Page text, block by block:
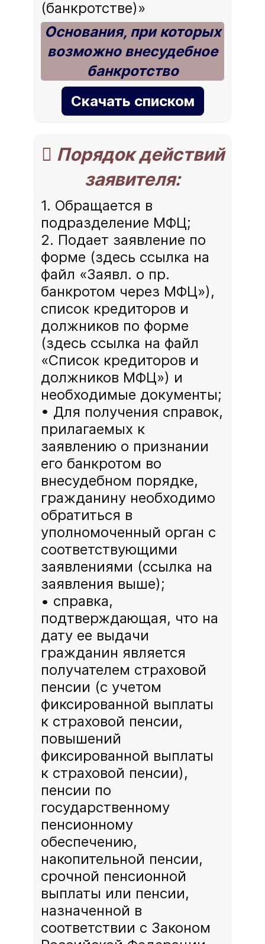
(банкротстве)»
Основания, при которых
возможно внесудебное
банкротство
Скачать списком
 Порядок действий
заявителя:
1. Обращается в
подразделение МФЦ;
2. Подает заявление по
форме (здесь ссылка на
файл «Заявл. о пр.
банкротом через МФЦ»),
список кредиторов и
должников по форме
(здесь ссылка на файл
«Список кредиторов и
должников МФЦ») и
необходимые документы;
Для получения справок,
прилагаемых к
заявлению о признании
его банкротом во
внесудебном порядке,
гражданину необходимо
обратиться в
уполномоченный орган с
соответствующими
заявлениями (ссылка на
заявления выше);
справка,
подтверждающая, что на
дату ее выдачи
гражданин является
получателем страховой
пенсии (с учетом
фиксированной выплаты
к страховой пенсии,
повышений
фиксированной выплаты
к страховой пенсии),
пенсии по
государственному
пенсионному
обеспечению,
накопительной пенсии,
срочной пенсионной
выплаты или пенсии,
назначенной в
соответствии с Законом